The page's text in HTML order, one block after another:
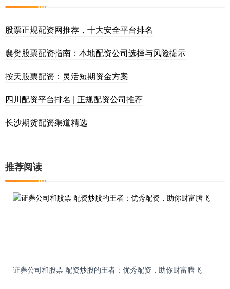
股票正规配资网推荐，十大安全平台排名
襄樊股票配资指南：本地配资公司选择与风险提示
按天股票配资：灵活短期资金方案
四川配资平台排名 | 正规配资公司推荐
长沙期货配资渠道精选
推荐阅读
证券公司和股票 配资炒股的王者：优秀配资，助你财富腾飞